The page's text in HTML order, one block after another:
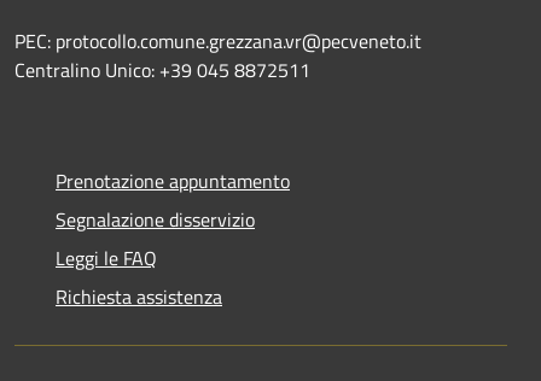
PEC: protocollo.comune.grezzana.vr@pecveneto.it
Centralino Unico: +39 045 8872511
Prenotazione appuntamento
Segnalazione disservizio
Leggi le FAQ
Richiesta assistenza